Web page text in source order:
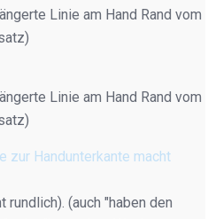
Linie am Hand Rand vom
Linie am Hand Rand vom
zur Handunterkante macht
(auch "haben den